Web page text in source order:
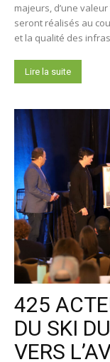
majeurs, d’une
seront réalisés au
et la qualité des
Lire la suite
425
DU SKI
VERS